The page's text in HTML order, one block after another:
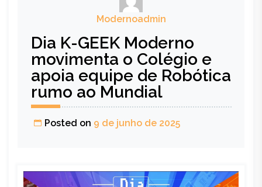
Modernoadmin
Dia K-GEEK Moderno
movimenta o Colégio e
apoia equipe de Robótica
rumo ao Mundial
Posted on 9 de junho de 2025